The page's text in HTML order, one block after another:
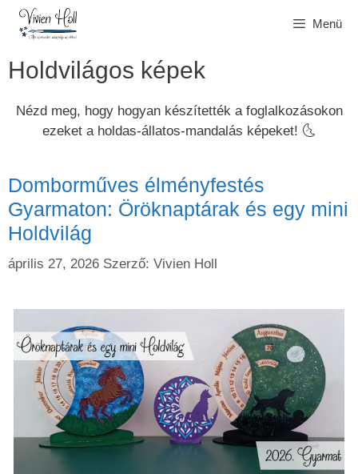
Kilépés
Menü
Holdvilágos képek
Nézd meg, hogy hogyan készítették a foglalkozásokon
ezeket a holdas-állatos-mandalás képeket! 🌜
Domborműves élményfestés
Gyarmaton: Öröknaptárak és egy mini
Holdvilág
április 27, 2026 Szerző: Vivien Holl